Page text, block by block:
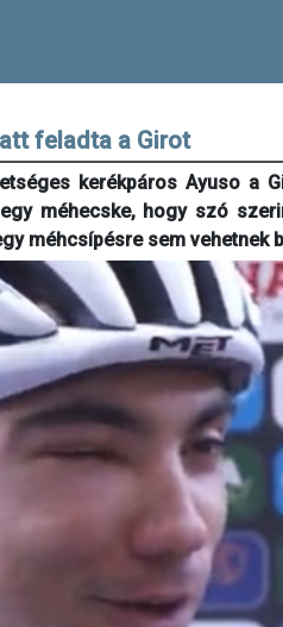
feladta a Girot
kerékpáros Ayuso a
méhecske, hogy szó
méhcsípésre sem vehetnek